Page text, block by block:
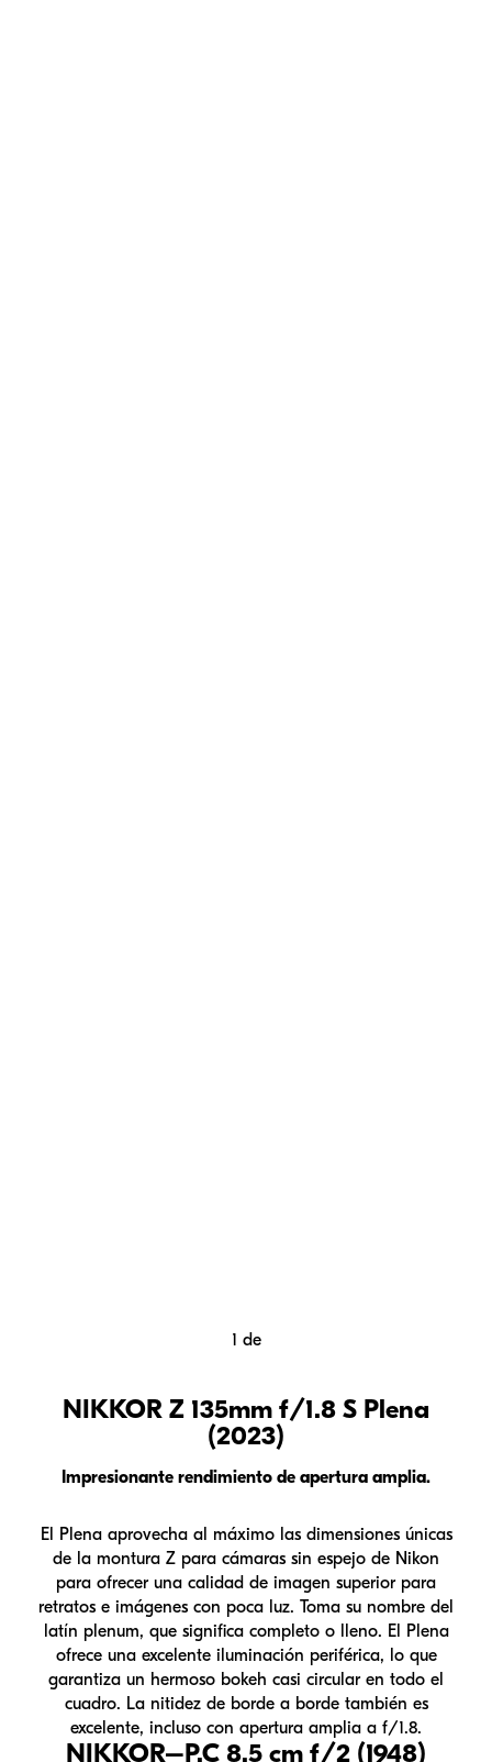
1 de
NIKKOR Z 135mm f/1.8 S Plena
(2023)
Impresionante rendimiento de apertura amplia.
El Plena aprovecha al máximo las dimensiones únicas
de la montura Z para cámaras sin espejo de Nikon
para ofrecer una calidad de imagen superior para
retratos e imágenes con poca luz. Toma su nombre del
latín plenum, que significa completo o lleno. El Plena
ofrece una excelente iluminación periférica, lo que
garantiza un hermoso bokeh casi circular en todo el
cuadro. La nitidez de borde a borde también es
excelente, incluso con apertura amplia a f/1.8.
NIKKOR–P.C 8.5 cm f/2 (1948)